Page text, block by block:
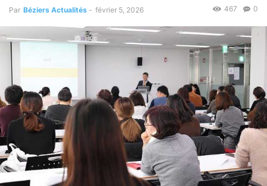
Par Béziers Actualités - février 5, 2026 0
467